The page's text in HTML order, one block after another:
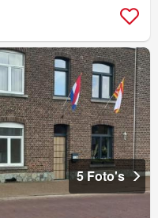
5 Foto's